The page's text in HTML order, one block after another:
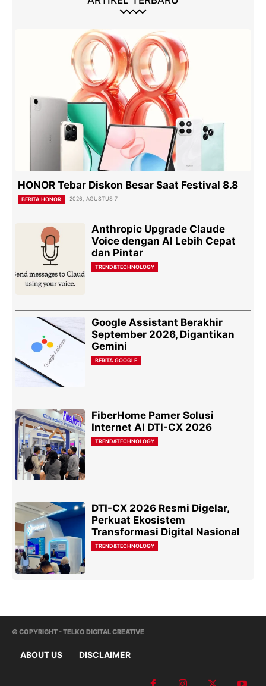
HONOR Tebar Diskon Besar Saat Festival 8.8
BERITA HONOR 2026, AGUSTUS 7
Anthropic Upgrade Claude
Voice dengan AI Lebih Cepat
dan Pintar
TREND&TECHNOLOGY
Google Assistant Berakhir
September 2026, Digantikan
Gemini
BERITA GOOGLE
FiberHome Pamer Solusi
Internet AI DTI-CX 2026
TREND&TECHNOLOGY
DTI-CX 2026 Resmi Digelar,
Perkuat Ekosistem
Transformasi Digital Nasional
TREND&TECHNOLOGY
© COPYRIGHT - TELKO DIGITAL CREATIVE
ABOUT US DISCLAIMER